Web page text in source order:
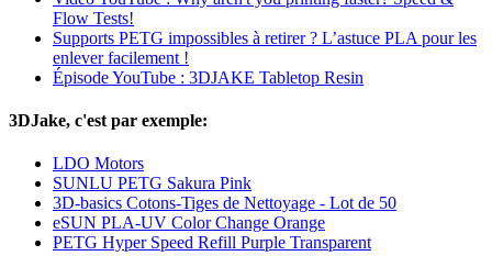
Flow Tests!
Supports PETG impossibles à retirer ? L’astuce PLA pour les
enlever facilement !
Épisode YouTube : 3DJAKE Tabletop Resin
3DJake, c'est par exemple:
LDO Motors
SUNLU PETG Sakura Pink
3D-basics Cotons-Tiges de Nettoyage - Lot de 50
eSUN PLA-UV Color Change Orange
PETG Hyper Speed Refill Purple Transparent